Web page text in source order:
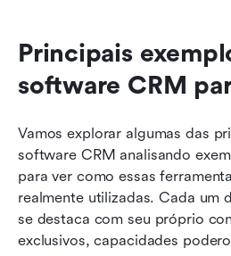
Principais
software CRM
Vamos explorar algumas das
software CRM analisando
para ver como essas
realmente utilizadas. Cada um
se destaca com seu próprio
exclusivos, capacidades